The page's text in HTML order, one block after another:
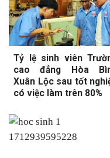
Tỷ lệ sinh viên
cao đẳng Hòa
Xuân Lộc sau tốt
có việc làm trên 80%